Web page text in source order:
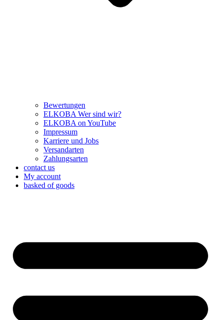
Bewertungen
ELKOBA Wer sind wir?
ELKOBA on YouTube
Impressum
Karriere und Jobs
Versandarten
Zahlungsarten
contact us
My account
basked of goods